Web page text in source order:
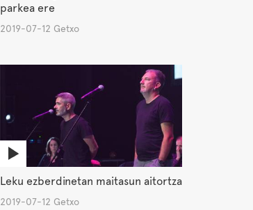
parkea ere
2019-07-12 Getxo
Leku ezberdinetan maitasun aitortza
2019-07-12 Getxo